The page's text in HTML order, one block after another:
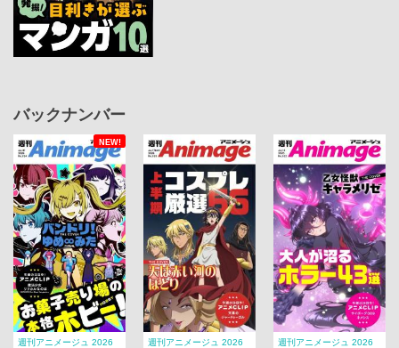
バックナンバー
NEW!
週刊アニメージュ 2026
週刊アニメージュ 2026
週刊アニメージュ 2026